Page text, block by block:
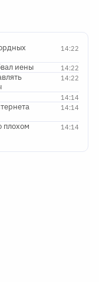
14:22
14:22
иены
14:22
14:14
14:14
14:14
плохом